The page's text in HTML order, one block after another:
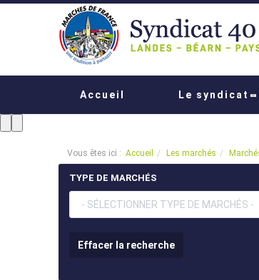
Accueil Le syndicat
Vous êtes ici : Accueil Les marchés
TYPE DE MARCHÉS